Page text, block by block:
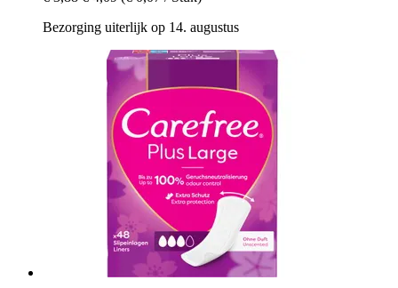
Bezorging uiterlijk op 14. augustus